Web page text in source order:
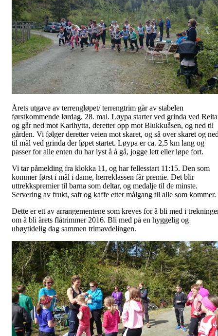
Årets utgave av terrengløpet/ terrengtrim går av stabelen
førstkommende lørdag, 28. mai. Løypa starter ved grinda ved
og går ned mot Karihytta, deretter opp mot Blukkuåsen, og ned til
gården. Vi følger deretter veien mot skaret, og så over skaret og
til mål ved grinda der løpet startet. Løypa er ca. 2,5 km lang og
passer for alle enten du har lyst å å gå, jogge lett eller løpe fort.
Vi tar påmelding fra klokka 11, og har fellesstart 11:15. Den som
kommer først i mål i dame, herreklassen får premie. Det blir
uttrekkspremier til barna som deltar, og medalje til de minste.
Servering av frukt, saft og kaffe etter målgang til alle som kommer.
Dette er ett av arrangementene som kreves for å bli med i
om å bli årets flåtrimmer 2016. Bli med på en hyggelig og
uhøytidelig dag sammen trimavdelingen.